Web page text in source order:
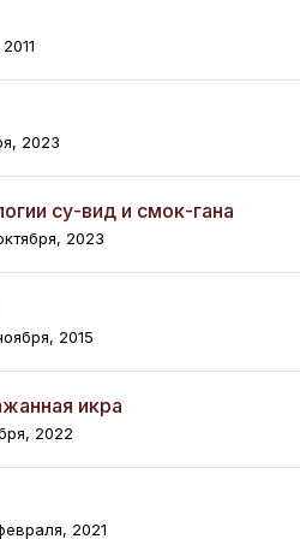
2023
су-вид и смок-гана
2023
2015
икра
2022
2021